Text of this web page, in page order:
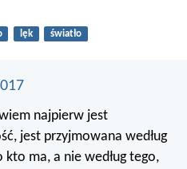
lęk światło
najpierw jest
jest przyjmowana według
kto ma, a nie według tego,